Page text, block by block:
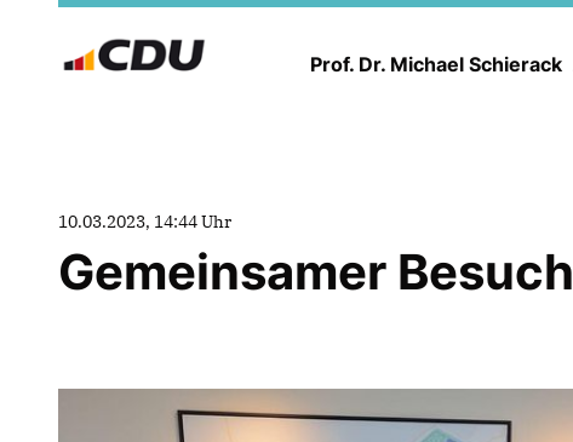
Prof. Dr. Michael Schierack
10.03.2023, 14:44 Uhr
Gemeinsamer